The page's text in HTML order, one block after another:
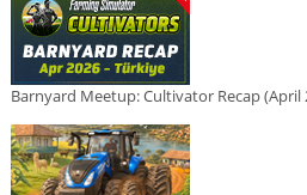
Barnyard Meetup: Cultivator Recap (April